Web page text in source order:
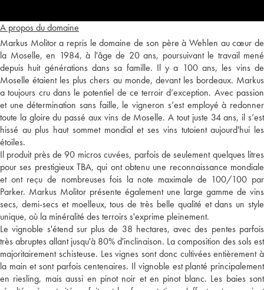
A propos du domaine
Markus Molitor a repris le domaine de son père à Wehlen au cœur de
la Moselle, en 1984, à l'âge de 20 ans, poursuivant le travail mené
depuis huit générations dans sa famille. Il y a 100 ans, les vins de
Moselle étaient les plus chers au monde, devant les bordeaux. Markus
a toujours cru dans le potentiel de ce terroir d’exception. Avec passion
et une détermination sans faille, le vigneron s’est employé à redonner
toute la gloire du passé aux vins de Moselle. A tout juste 34 ans, il s’est
hissé au plus haut sommet mondial et ses vins tutoient aujourd'hui les
étoiles.
Il produit près de 90 micros cuvées, parfois de seulement quelques litres
pour ses prestigieux TBA, qui ont obtenu une reconnaissance mondiale
et ont reçu de nombreuses fois la note maximale de 100/100 par
Parker. Markus Molitor présente également une large gamme de vins
secs, demi-secs et moelleux, tous de très belle qualité et dans un style
unique, où la minéralité des terroirs s'exprime pleinement.
Le vignoble s'étend sur plus de 38 hectares, avec des pentes parfois
très abruptes allant jusqu'à 80% d'inclinaison. La composition des sols est
majoritairement schisteuse. Les vignes sont donc cultivées entièrement à
la main et sont parfois centenaires. Il vignoble est planté principalement
en riesling, mais aussi en pinot noir et en pinot blanc. Les baies sont